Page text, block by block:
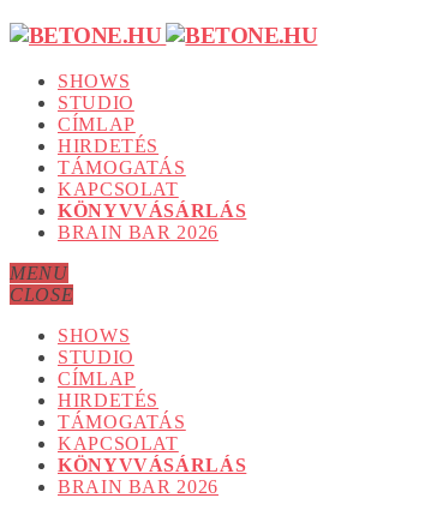
SHOWS
STUDIO
CÍMLAP
HIRDETÉS
TÁMOGATÁS
KAPCSOLAT
KÖNYVVÁSÁRLÁS
BRAIN BAR 2026
MENU
CLOSE
SHOWS
STUDIO
CÍMLAP
HIRDETÉS
TÁMOGATÁS
KAPCSOLAT
KÖNYVVÁSÁRLÁS
BRAIN BAR 2026